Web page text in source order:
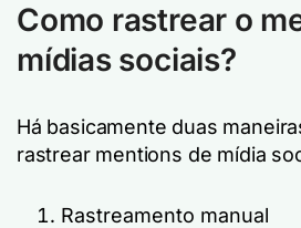
Como rastrear o
mídias sociais?
Há basicamente duas
rastrear mentions de mídia
Rastreamento manual